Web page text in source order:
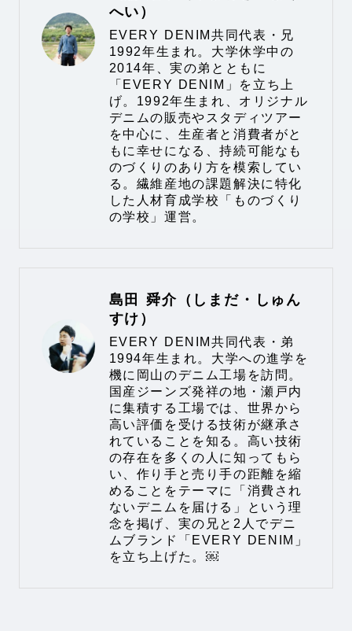
へい）
EVERY DENIM共同代表・兄
1992年生まれ。大学休学中の
2014年、実の弟とともに
「EVERY DENIM」を立ち上
げ。1992年生まれ、オリジナル
デニムの販売やスタディツアー
を中心に、生産者と消費者がと
もに幸せになる、持続可能なも
のづくりのあり方を模索してい
る。繊維産地の課題解決に特化
した人材育成学校「ものづくり
の学校」運営。
島田 舜介（しまだ・しゅん
すけ）
EVERY DENIM共同代表・弟
1994年生まれ。大学への進学を
機に岡山のデニム工場を訪問。
国産ジーンズ発祥の地・瀬戸内
に集積する工場では、世界から
高い評価を受ける技術が継承さ
れていることを知る。高い技術
の存在を多くの人に知ってもら
い、作り手と売り手の距離を縮
めることをテーマに「消費され
ないデニムを届ける」という理
念を掲げ、実の兄と2人でデニ
ムブランド「EVERY DENIM」
を立ち上げた。￼